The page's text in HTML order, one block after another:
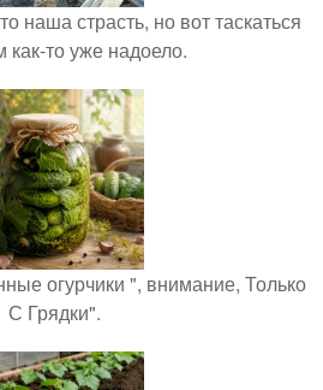
наша страсть, но вот таскаться
как-то уже надоело.
огурчики ", внимание, Только
С Грядки".